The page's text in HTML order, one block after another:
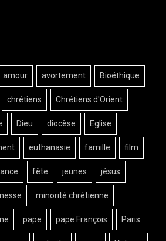
amour avortement Bioéthique
chrétiens Chrétiens d'Orient
Dieu diocèse Eglise
euthanasie famille film
fête jeunes jésus
minorité chrétienne
pape pape François Paris